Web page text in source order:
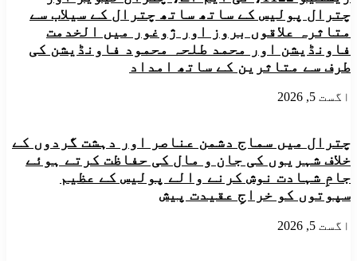
چترال
چترال پولیس کے ساتھ ساتھ چترال کے سیلاب سے
متاثرہ علاقوں بروز اور ژوغور میں الخدمت
فاونڈیشن اور محمد طلحہ محمود فاونڈیشن کی
طرف سے متاثرین کے ساتھ امداد
اگست 5, 2026
چترال میں سماج دشمن عناصر اور دہشت گردوں کے
خلاف شہریوں کی جان و مال کی حفاظت کرتے ہوئے
جامِ شہادت نوش کرنے والے پولیس کے عظیم
سپوتوں کو خراجِ عقیدت پیش
اگست 5, 2026